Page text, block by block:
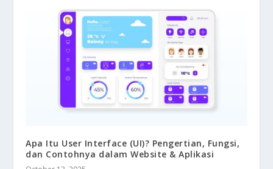
Apa Itu User Interface (UI)? Pengertian, Fungsi,
dan Contohnya dalam Website & Aplikasi